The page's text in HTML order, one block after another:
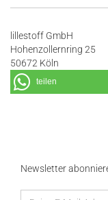
lillestoff GmbH
Hohenzollernring 25
50672 Köln
teilen
Newsletter